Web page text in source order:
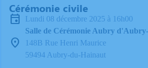
Cérémonie civile
lundi 08 décembre 2025 à 16h00
Salle de Cérémonie Aubry
148B Rue Henri Maurice
59494 Aubry-du-Hainaut